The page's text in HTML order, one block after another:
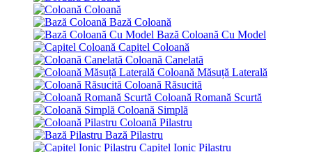
Coloană
Bază Coloană
Bază Coloană Cu Model
Capitel Coloană
Coloană Canelată
Coloană Măsuță Laterală
Coloană Răsucită
Coloană Romană Scurtă
Coloană Simplă
Coloană Pilastru
Bază Pilastru
Capitel Ionic Pilastru